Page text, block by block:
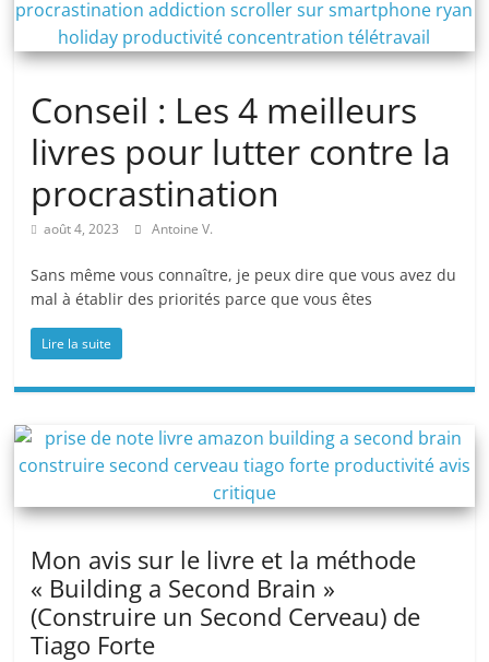
Conseil : Les 4 meilleurs
livres pour lutter contre la
procrastination
août 4, 2023 Antoine V.
Sans même vous connaître, je peux dire que vous avez du
mal à établir des priorités parce que vous êtes
Lire la suite
Mon avis sur le livre et la méthode
« Building a Second Brain »
(Construire un Second Cerveau) de
Tiago Forte